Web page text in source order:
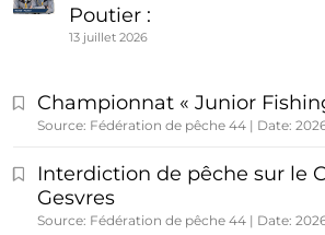
Poutier :
13 juillet 2026
Championnat « Junior
Source: Fédération de pêche 44 Date:
Interdiction de pêche sur le
Gesvres
Source: Fédération de pêche 44 Date: